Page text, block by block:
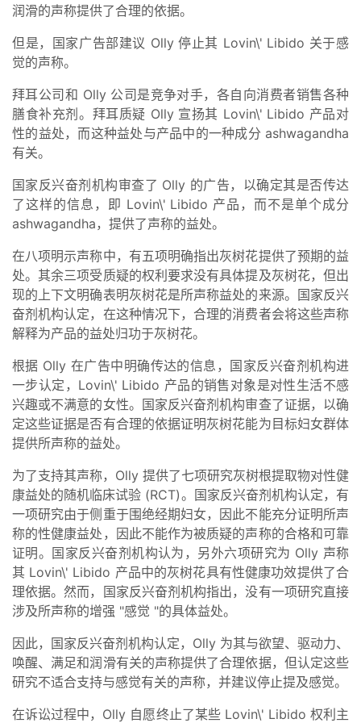
润滑的声称提供了合理的依据。
但是，国家广告部建议 Olly 停止其 Lovin\' Libido 关于感
觉的声称。
拜耳公司和 Olly 公司是竞争对手，各自向消费者销售各种
膳食补充剂。拜耳质疑 Olly 宣扬其 Lovin\' Libido 产品对
性的益处，而这种益处与产品中的一种成分 ashwagandha
有关。
国家反兴奋剂机构审查了 Olly 的广告，以确定其是否传达
了这样的信息，即 Lovin\' Libido 产品，而不是单个成分
ashwagandha，提供了声称的益处。
在八项明示声称中，有五项明确指出灰树花提供了预期的益
处。其余三项受质疑的权利要求没有具体提及灰树花，但出
现的上下文明确表明灰树花是所声称益处的来源。国家反兴
奋剂机构认定，在这种情况下，合理的消费者会将这些声称
解释为产品的益处归功于灰树花。
根据 Olly 在广告中明确传达的信息，国家反兴奋剂机构进
一步认定，Lovin\' Libido 产品的销售对象是对性生活不感
兴趣或不满意的女性。国家反兴奋剂机构审查了证据，以确
定这些证据是否有合理的依据证明灰树花能为目标妇女群体
提供所声称的益处。
为了支持其声称，Olly 提供了七项研究灰树根提取物对性健
康益处的随机临床试验 (RCT)。国家反兴奋剂机构认定，有
一项研究由于侧重于围绝经期妇女，因此不能充分证明所声
称的性健康益处，因此不能作为被质疑的声称的合格和可靠
证明。国家反兴奋剂机构认为，另外六项研究为 Olly 声称
其 Lovin\' Libido 产品中的灰树花具有性健康功效提供了合
理依据。然而，国家反兴奋剂机构指出，没有一项研究直接
涉及所声称的增强 "感觉 "的具体益处。
因此，国家反兴奋剂机构认定，Olly 为其与欲望、驱动力、
唤醒、满足和润滑有关的声称提供了合理依据，但认定这些
研究不适合支持与感觉有关的声称，并建议停止提及感觉。
在诉讼过程中，Olly 自愿终止了某些 Lovin\' Libido 权利主